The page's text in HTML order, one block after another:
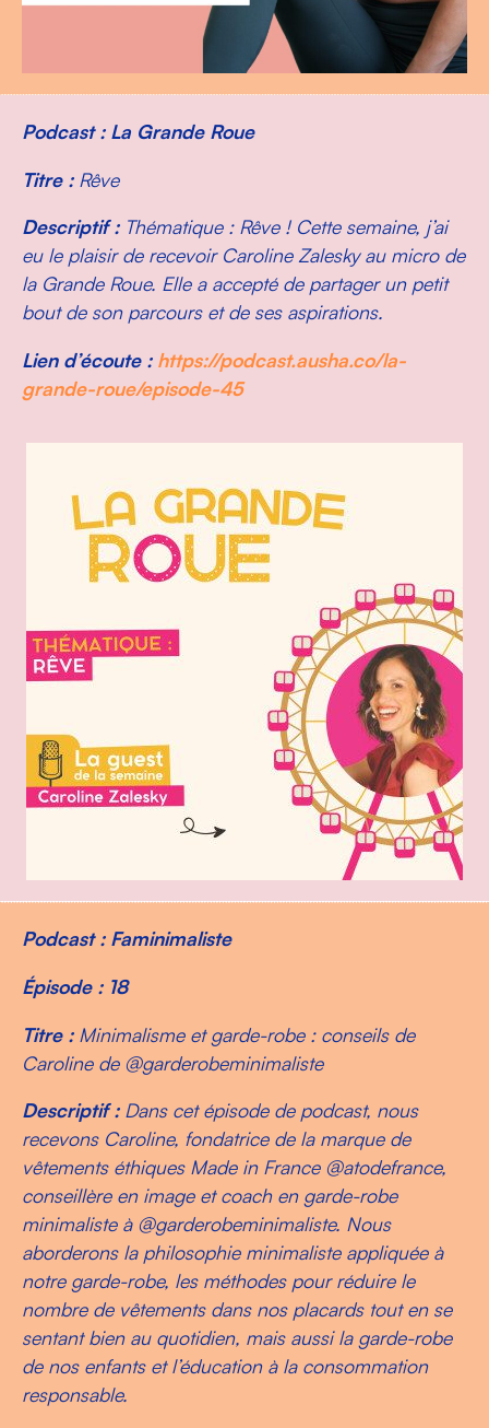
Podcast : La Grande Roue
Titre :Rêve
Descriptif :Thématique : Rêve ! Cette semaine, j’ai
eu le plaisir de recevoir Caroline Zalesky au micro de
la Grande Roue. Elle a accepté de partager un petit
bout de son parcours et de ses aspirations.
Lien d’écoute : https://podcast.ausha.co/la-
grande-roue/episode-45
Podcast : Faminimaliste
Épisode : 18
Titre :Minimalisme et garde-robe : conseils de
Caroline de @garderobeminimaliste
Descriptif :Dans cet épisode de podcast, nous
recevons Caroline, fondatrice de la marque de
vêtements éthiques Made in France @atodefrance,
conseillère en image et coach en garde-robe
minimaliste à @garderobeminimaliste. Nous
aborderons la philosophie minimaliste appliquée à
notre garde-robe, les méthodes pour réduire le
nombre de vêtements dans nos placards tout en se
sentant bien au quotidien, mais aussi la garde-robe
de nos enfants et l’éducation à la consommation
responsable.